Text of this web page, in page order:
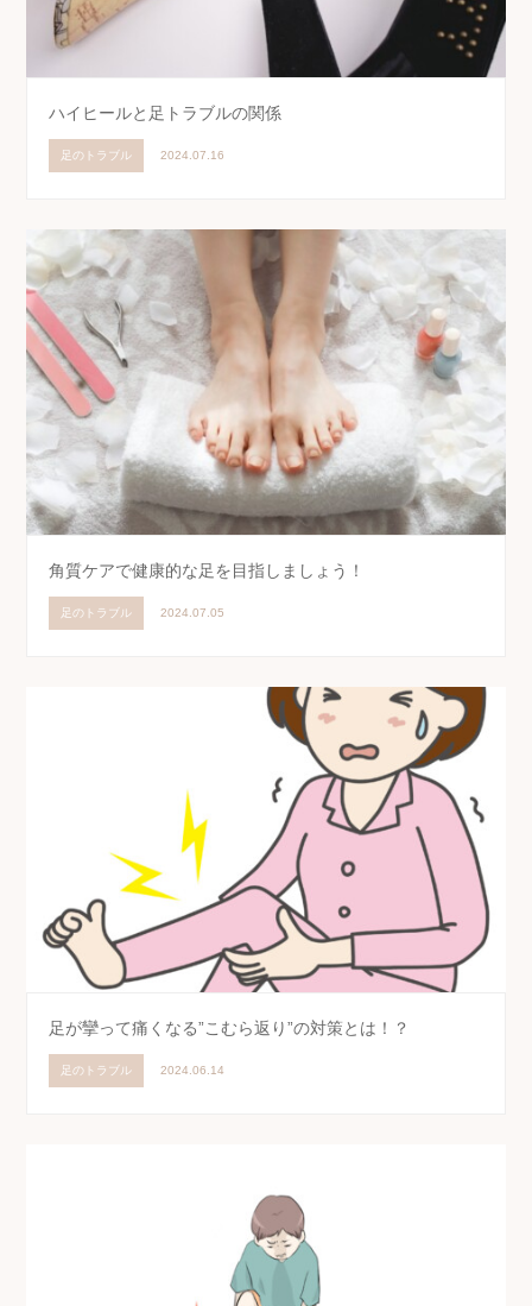
ハイヒールと足トラブルの関係
足のトラブル 2024.07.16
角質ケアで健康的な足を目指しましょう！
足のトラブル 2024.07.05
足が攣って痛くなる”こむら返り”の対策とは！？
足のトラブル 2024.06.14